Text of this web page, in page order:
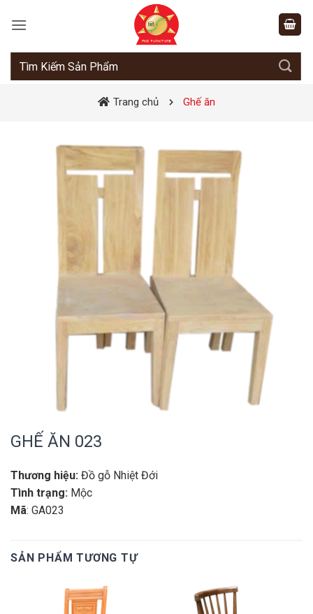
qua
dungTìm
Trang chủ Ghế ăn
GHẾ ĂN 023
Thương hiệu: Đồ gỗ Nhiệt Đới
Tình trạng: Mộc
Mã: GA023
SẢN PHẨM TƯƠNG TỰ